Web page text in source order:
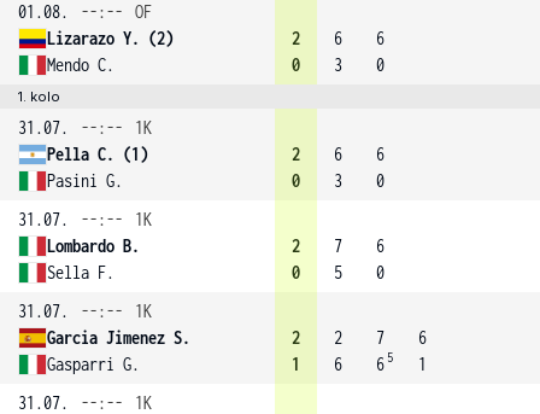
01.08.
--:--
OF
Lizarazo Y. (2)
Mendo C.
2
0
6
3
6
0
1. kolo
31.07. --:--
1K
Pella C. (1)
Pasini G.
2
0
6
3
6
0
31.07.
--:--
1K
Lombardo B.
Sella F.
2
0
7
5
6
0
31.07.
--:--
1K
Garcia Jimenez S.
Gasparri G.
2
1
2
6
7
6 5
6
1
31.07.
--:--
1K